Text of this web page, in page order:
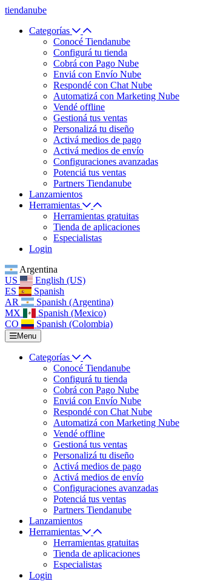
tiendanube
Categorías
Conocé Tiendanube
Configurá tu tienda
Cobrá con Pago Nube
Enviá con Envío Nube
Respondé con Chat Nube
Automatizá con Marketing Nube
Vendé offline
Gestioná tus ventas
Personalizá tu diseño
Activá medios de pago
Activá medios de envío
Configuraciones avanzadas
Potenciá tus ventas
Partners Tiendanube
Lanzamientos
Herramientas
Herramientas gratuitas
Tienda de aplicaciones
Especialistas
Login
Argentina
US
English (US)
ES
Spanish
AR
Spanish (Argentina)
MX
Spanish (Mexico)
CO
Spanish (Colombia)
Menu
Categorías
Conocé Tiendanube
Configurá tu tienda
Cobrá con Pago Nube
Enviá con Envío Nube
Respondé con Chat Nube
Automatizá con Marketing Nube
Vendé offline
Gestioná tus ventas
Personalizá tu diseño
Activá medios de pago
Activá medios de envío
Configuraciones avanzadas
Potenciá tus ventas
Partners Tiendanube
Lanzamientos
Herramientas
Herramientas gratuitas
Tienda de aplicaciones
Especialistas
Login